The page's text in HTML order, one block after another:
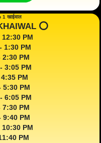
1 खाईवाल
⭕️
12:30 PM
1:30 PM
2:30 PM
3:05 PM
PM
5:30 PM
6:05 PM
7:30 PM
9:40 PM
10:30 PM
PM